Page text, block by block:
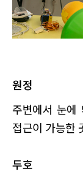
원정
주변에서 눈에
접근이 가능한
두호